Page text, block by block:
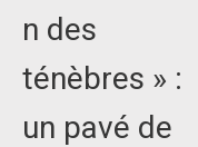
n des
ténèbres » :
un pavé de